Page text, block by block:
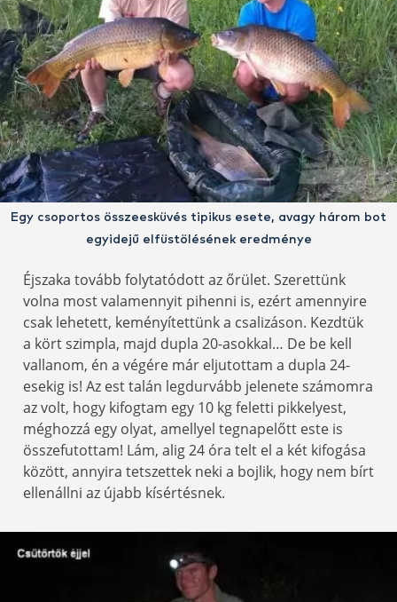
Egy csoportos összeesküvés tipikus esete, avagy három bot
egyidejű elfüstölésének eredménye
Éjszaka tovább folytatódott az őrület. Szerettünk
volna most valamennyit pihenni is, ezért amennyire
csak lehetett, keményítettünk a csalizáson. Kezdtük
a kört szimpla, majd dupla 20-asokkal… De be kell
vallanom, én a végére már eljutottam a dupla 24-
esekig is! Az est talán legdurvább jelenete számomra
az volt, hogy kifogtam egy 10 kg feletti pikkelyest,
méghozzá egy olyat, amellyel tegnapelőtt este is
összefutottam! Lám, alig 24 óra telt el a két kifogása
között, annyira tetszettek neki a bojlik, hogy nem bírt
ellenállni az újabb kísértésnek.